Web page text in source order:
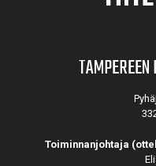
Toiminnanjohtaja